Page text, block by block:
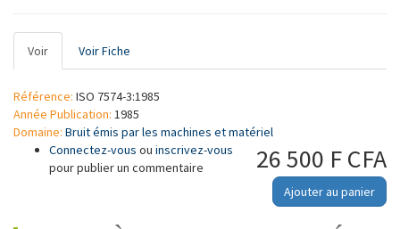
Onglets
principaux
Voir (onglet
actif)
Voir Fiche
Référence: ISO 7574-3:1985
Année Publication: 1985
Domaine: Bruit émis par les machines et matériel
26 500 F CFA
Ajouter au panier
Connectez-vous ou inscrivez-vous
pour publier un commentaire